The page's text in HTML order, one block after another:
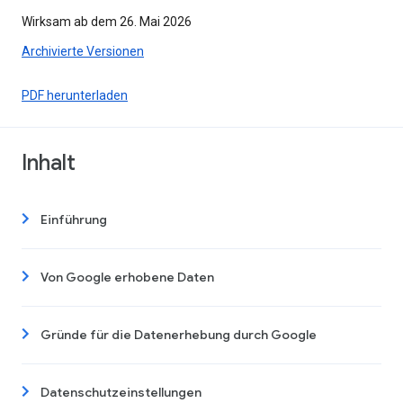
Wirksam ab dem 26. Mai 2026
Archivierte Versionen
PDF herunterladen
Inhalt
Einführung
Von Google erhobene Daten
Gründe für die Datenerhebung durch Google
Datenschutzeinstellungen